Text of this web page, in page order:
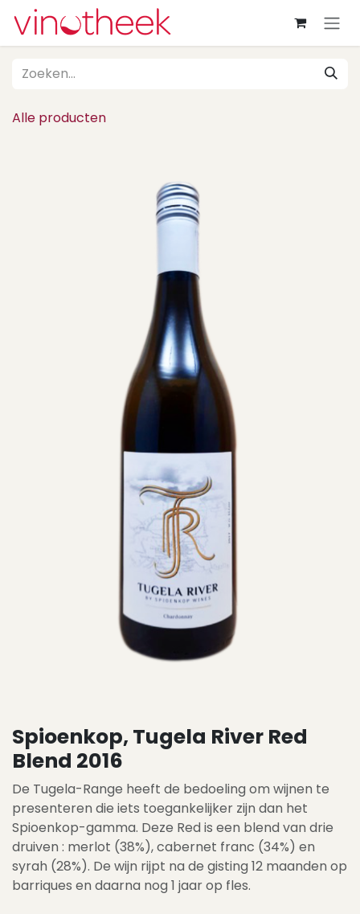
Overslaan naar inhoud
Alle producten
Spioenkop, Tugela River Red
Blend 2016
De Tugela-Range heeft de bedoeling om wijnen te
presenteren die iets toegankelijker zijn dan het
Spioenkop-gamma. Deze Red is een blend van drie
druiven : merlot (38%), cabernet franc (34%) en
syrah (28%). De wijn rijpt na de gisting 12 maanden op
barriques en daarna nog 1 jaar op fles.